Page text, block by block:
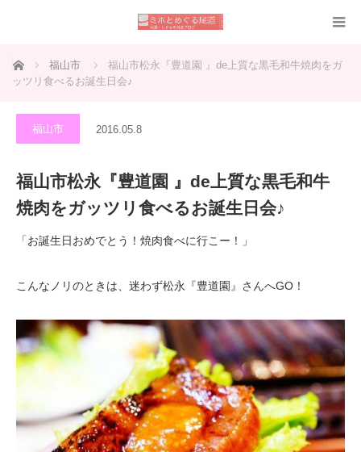
ホーム 福山市
福山市松永『豊道園 』de上質な黒毛和牛焼肉をガ
ッツリ食べるお誕生日会♪
福山市 2016.05.8
福山市松永『豊道園 』de上質な黒毛和牛
焼肉をガッツリ食べるお誕生日会♪
「お誕生日おめでとう！焼肉食べに行こー！」
こんなノリのときは、迷わず松永『豊道園』さんへGO！